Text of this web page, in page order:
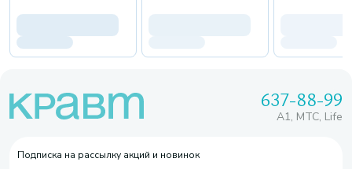
637-88-99
A1, МТС, Life
Подписка на рассылку акций и новинок